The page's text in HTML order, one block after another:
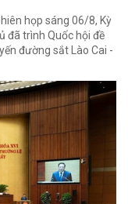
họp sáng 06/8, Kỳ
đã trình Quốc hội đề
đường sắt Lào Cai -